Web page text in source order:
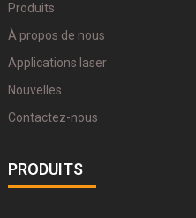
Produits
À propos de nous
Applications laser
Nouvelles
Contactez-nous
PRODUITS